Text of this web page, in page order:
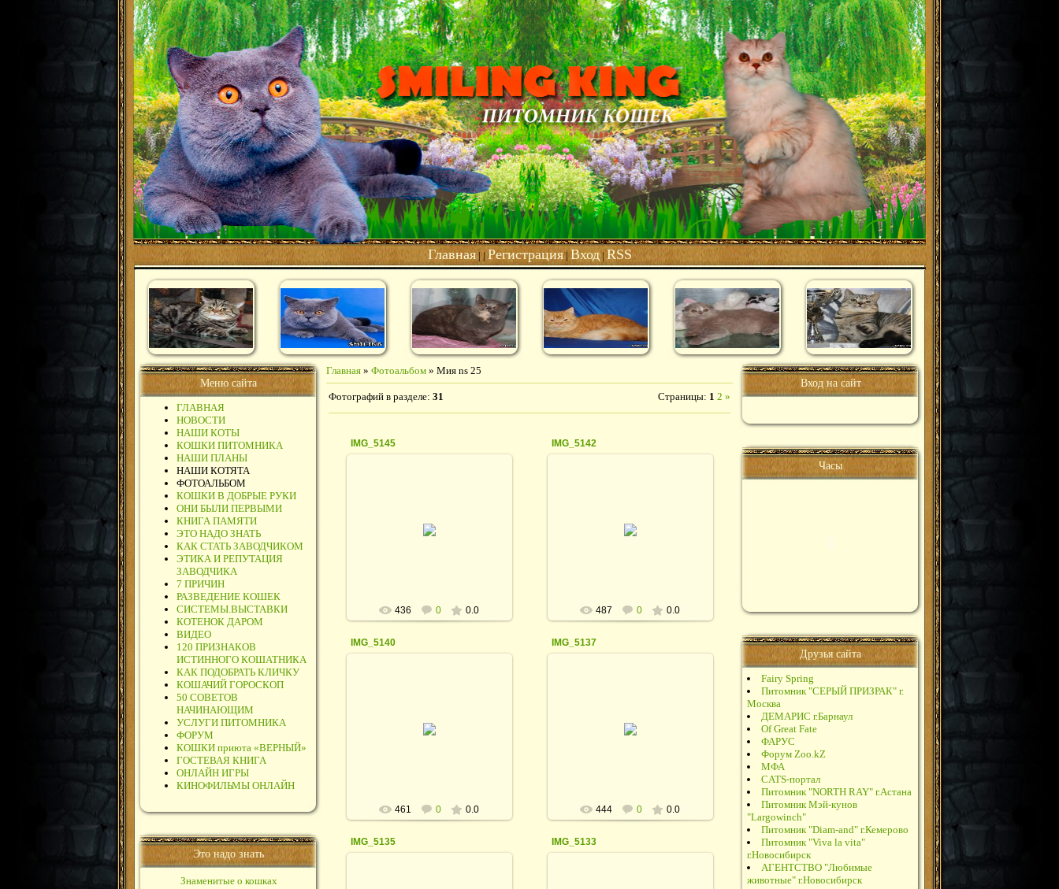
Главная| |Регистрация| Вход| RSS
Меню сайта
ГЛАВНАЯ
НОВОСТИ
НАШИ КОТЫ
КОШКИ ПИТОМНИКА
НАШИ ПЛАНЫ
НАШИ КОТЯТА
ФОТОАЛЬБОМ
КОШКИ В ДОБРЫЕ РУКИ
ОНИ БЫЛИ ПЕРВЫМИ
КНИГА ПАМЯТИ
ЭТО НАДО ЗНАТЬ
КАК СТАТЬ ЗАВОДЧИКОМ
ЭТИКА И РЕПУТАЦИЯ
ЗАВОДЧИКА
7 ПРИЧИН
РАЗВЕДЕНИЕ КОШЕК
СИСТЕМЫ.ВЫСТАВКИ
КОТЕНОК ДАРОМ
ВИДЕО
120 ПРИЗНАКОВ
ИСТИННОГО КОШАТНИКА
КАК ПОДОБРАТЬ КЛИЧКУ
КОШАЧИЙ ГОРОСКОП
50 СОВЕТОВ
НАЧИНАЮЩИМ
УСЛУГИ ПИТОМНИКА
ФОРУМ
КОШКИ приюта «ВЕРНЫЙ»
ГОСТЕВАЯ КНИГА
ОНЛАЙН ИГРЫ
КИНОФИЛЬМЫ ОНЛАЙН
Это надо знать
Знаменитые о кошках
Главная » Фотоальбом » Мия ns 25
Фотографий в разделе: 31 Страницы: 1 2 »
IMG_5145
436 0 0.0
IMG_5142
487 0 0.0
IMG_5140
461 0 0.0
IMG_5137
444 0 0.0
IMG_5135 IMG_5133
Вход на сайт
Часы
Друзья сайта
Fairy Spring
Питомник "СЕРЫЙ ПРИЗРАК" г.
Москва
ДЕМАРИС г.Барнаул
Of Great Fate
ФАРУС
Форум Zoo.kZ
МФА
CATS-портал
Питомник "NORTH RAY" г.Астана
Питомник Мэй-кунов
"Largowinch"
Питомник "Diam-and" г.Кемерово
Питомник "Viva la vita"
г.Новосибирск
АГЕНТСТВО "Любимые
животные" г.Новосибирск